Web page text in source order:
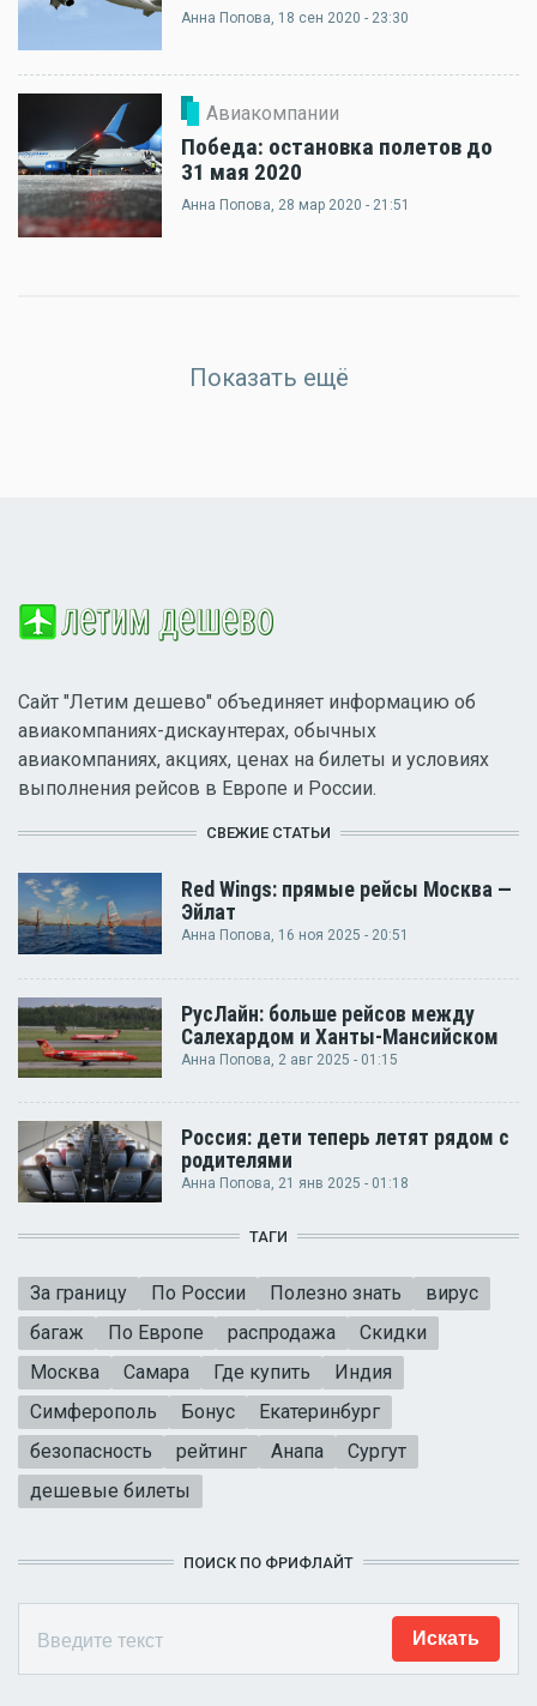
Анна Попова , 18 сен 2020 - 23:30
Авиакомпании
Победа: остановка полетов до
31 мая 2020
Анна Попова , 28 мар 2020 - 21:51
Показать ещё
Сайт "Летим дешево" объединяет информацию об
авиакомпаниях-дискаунтерах, обычных
авиакомпаниях, акциях, ценах на билеты и условиях
выполнения рейсов в Европе и России.
СВЕЖИЕ СТАТЬИ
Red Wings: прямые рейсы Москва —
Эйлат
Анна Попова, 16 ноя 2025 - 20:51
РусЛайн: больше рейсов между
Салехардом и Ханты-Мансийском
Анна Попова , 2 авг 2025 - 01:15
Россия: дети теперь летят рядом с
родителями
Анна Попова, 21 янв 2025 - 01:18
ТАГИ
За границу По России Полезно знать
вирус
багаж
По Европе распродажа
Скидки
Москва
Самара Где купить
Индия
Симферополь
Бонус
Екатеринбург
безопасность
рейтинг Анапа
Сургут
дешевые билеты
ПОИСК ПО ФРИФЛАЙТ